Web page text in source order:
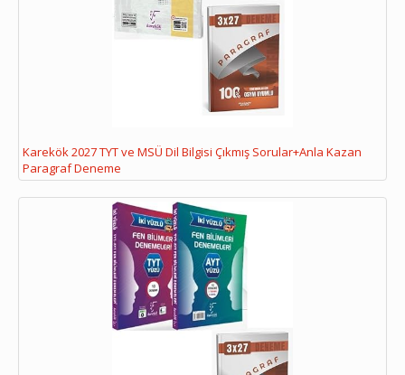
Karekök 2027 TYT ve MSÜ Dil Bilgisi Çıkmış Sorular+Anla Kazan
Paragraf Deneme